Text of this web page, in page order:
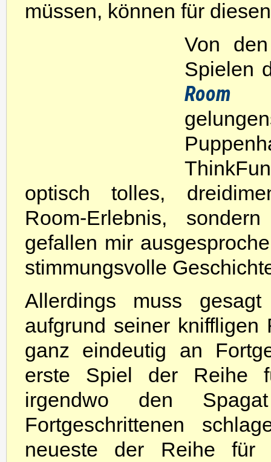
müssen, können für
Von
Spielen
Room
optisch tolles,
Room-Erlebnis,
gefallen mir
stimmungsvolle
Allerdings muss
aufgrund seiner
ganz eindeutig an
erste Spiel der Reihe
irgendwo den
Fortgeschrittenen
neueste der Reihe für